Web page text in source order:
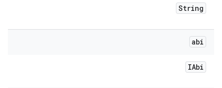
String
abi
IAbi